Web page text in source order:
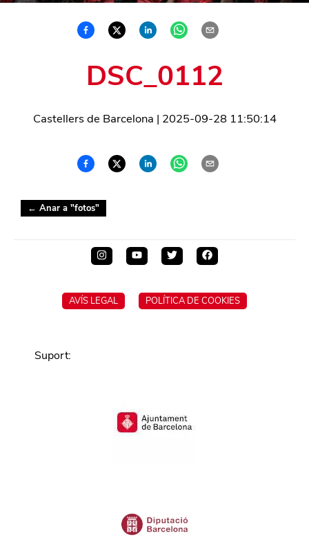
DSC_0112
Castellers de Barcelona | 2025-09-28 11:50:14
← Anar a "fotos"
AVÍS LEGAL POLÍTICA DE COOKIES
Suport: